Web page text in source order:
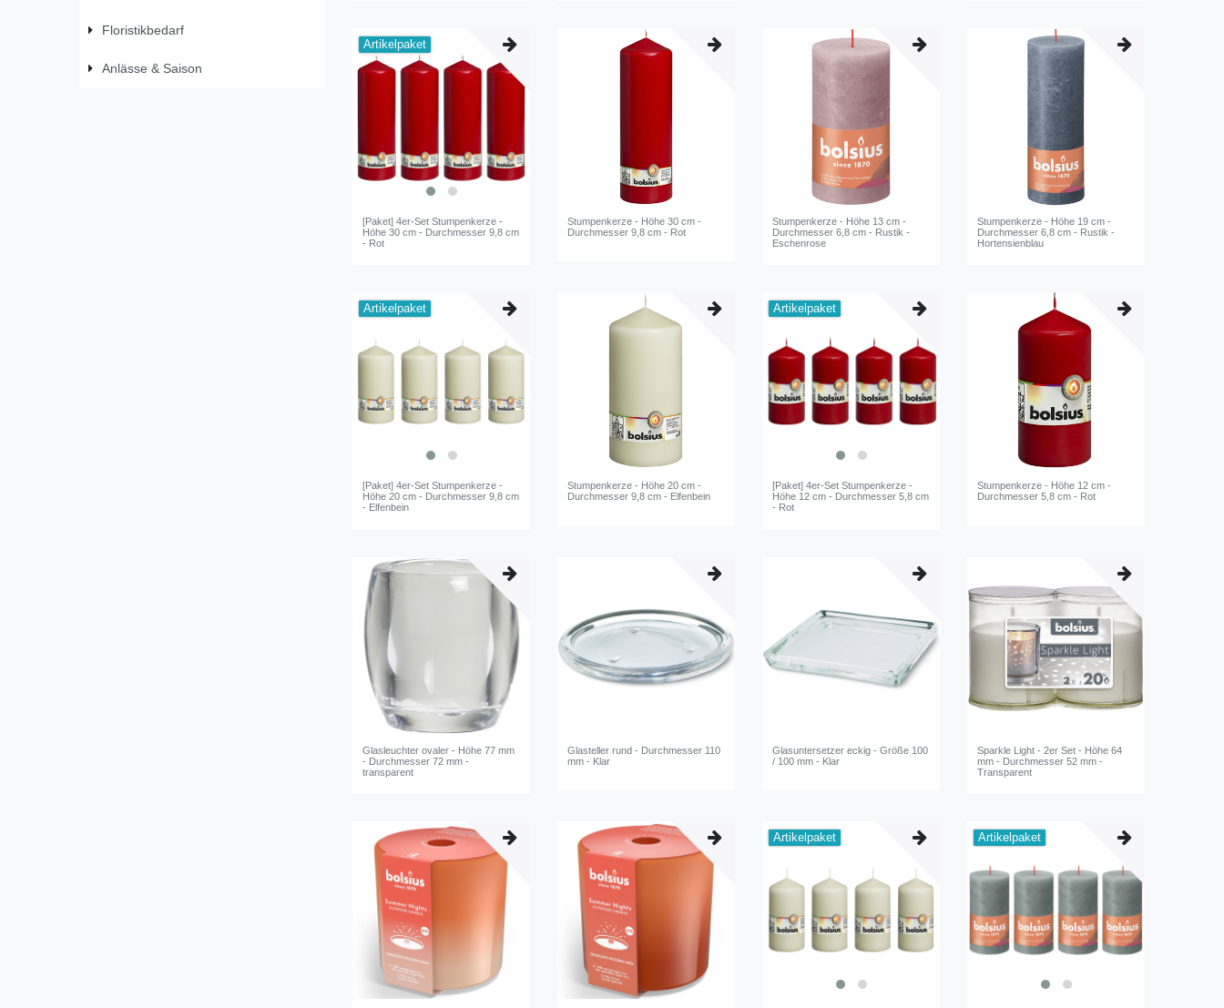
Floristikbedarf
Anlässe & Saison
Artikelpaket
[Paket] 4er-Set Stumpenkerze -
Höhe 30 cm - Durchmesser 9,8 cm
- Rot
Stumpenkerze - Höhe 30 cm -
Durchmesser 9,8 cm - Rot
Stumpenkerze - Höhe 13 cm -
Durchmesser 6,8 cm - Rustik -
Eschenrose
Stumpenkerze - Höhe 19 cm -
Durchmesser 6,8 cm - Rustik -
Hortensienblau
Artikelpaket
[Paket] 4er-Set Stumpenkerze -
Höhe 20 cm - Durchmesser 9,8 cm
- Elfenbein
Stumpenkerze - Höhe 20 cm -
Durchmesser 9,8 cm - Elfenbein
Artikelpaket
[Paket] 4er-Set Stumpenkerze -
Höhe 12 cm - Durchmesser 5,8 cm
- Rot
Stumpenkerze - Höhe 12 cm -
Durchmesser 5,8 cm - Rot
Glasleuchter ovaler - Höhe 77 mm
- Durchmesser 72 mm -
transparent
Glasteller rund - Durchmesser 110
mm - Klar
Glasuntersetzer eckig - Größe 100
/ 100 mm - Klar
Sparkle Light - 2er Set - Höhe 64
mm - Durchmesser 52 mm -
Transparent
Artikelpaket Artikelpaket